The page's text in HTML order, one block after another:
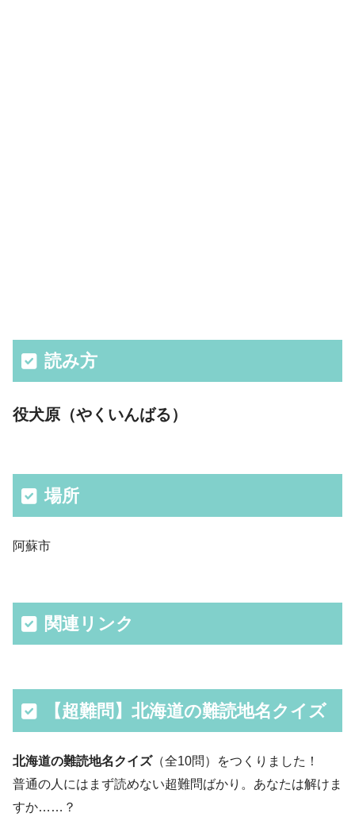
読み方
役犬原（やくいんばる）
場所
阿蘇市
関連リンク
【超難問】北海道の難読地名クイズ
北海道の難読地名クイズ（全10問）をつくりました！
普通の人にはまず読めない超難問ばかり。あなたは解けま
すか……？